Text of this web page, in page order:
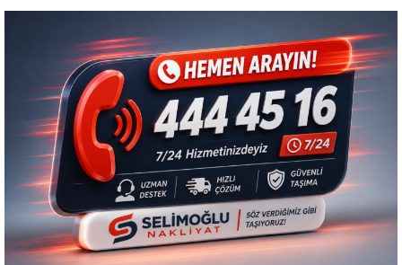
Müşteri Temsilcisi Fiyat Teklif